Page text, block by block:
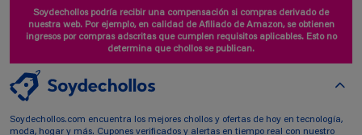
Soydechollos podría recibir una compensación si compras derivado de
nuestra web. Por ejemplo, en calidad de Afiliado de Amazon, se obtienen
ingresos por compras adscritas que cumplen requisitos aplicables. Esto no
determina que chollos se publican.
Soydechollos.com encuentra los mejores chollos y ofertas de hoy en tecnología,
moda, hogar y más. Cupones verificados y alertas en tiempo real con nuestro